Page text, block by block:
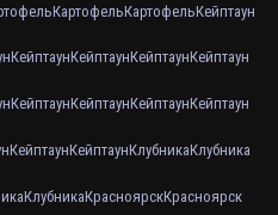
КартофельКартофельКейптаун
КейптаунКейптаунКейптаунКейптаун
КейптаунКейптаунКейптаунКейптаун
КейптаунКейптаунКлубникаКлубника
КлубникаКрасноярскКрасноярск